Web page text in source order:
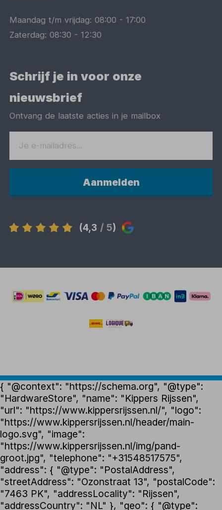
Maandag t/m vrijdag:08:00 -17:00
Zaterdag:08:30 -12:30
Schrijf je in voor onze
nieuwsbrief
Ontvang de laatste acties in je mailbox
Aanmelden
(4,3 / 5)
{ "@context": "https://schema.org", "@type":
"HardwareStore", "name": "Kippers Rijssen",
"url": "https://www.kippersrijssen.nl/", "logo":
"https://www.kippersrijssen.nl/header/main-
logo.svg", "image":
"https://www.kippersrijssen.nl/img/pand-
groot.jpg", "telephone": "+31548517575",
"address": { "@type": "PostalAddress",
"streetAddress": "Ozonstraat 13", "postalCode":
"7463 PK", "addressLocality": "Rijssen",
"addressCountry": "NL" }, "geo": { "@type":